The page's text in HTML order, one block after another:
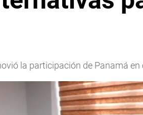
la participación de Panamá